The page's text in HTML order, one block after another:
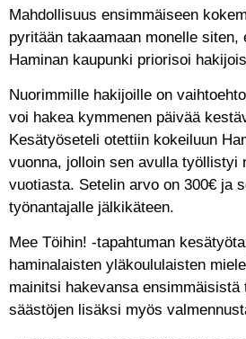
Mahdollisuus ensimmäiseen
pyritään takaamaan monelle siten,
Haminan kaupunki priorisoi
Nuorimmille hakijoille on
voi hakea kymmenen päivää
Kesätyöseteli otettiin kokeiluun
vuonna, jolloin sen avulla työllistyi
vuotiasta. Setelin arvo on 300€ ja
työnantajalle jälkikäteen.
Mee Töihin! -tapahtuman
haminalaisten yläkoululaisten
mainitsi hakevansa ensimmäisistä
säästöjen lisäksi myös